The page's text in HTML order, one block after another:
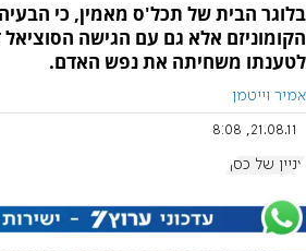
בלוגר הבית של תכל'ס מאמין, כי
הקומוניזם אלא גם עם הגישה
לטענתו משחיתה את נפש האדם.
אמיר וייטמן
21.08.11, 8:08
עניין של כסף